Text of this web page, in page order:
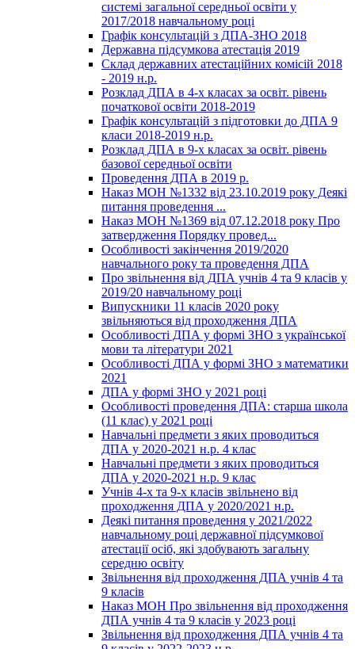
системі загальної середньої освіти у
2017/2018 навчальному році
Графік консультацій з ДПА-ЗНО 2018
Державна підсумкова атестація 2019
Склад державних атестаційних комісій 2018
- 2019 н.р.
Розклад ДПА в 4-х класах за освіт. рівень
початкової освіти 2018-2019
Графік консультацій з підготовки до ДПА 9
класи 2018-2019 н.р.
Розклад ДПА в 9-х класах за освіт. рівень
базової середньої освіти
Проведення ДПА в 2019 р.
Наказ МОН №1332 від 23.10.2019 року Деякі
питання проведення ...
Наказ МОН №1369 від 07.12.2018 року Про
затвердження Порядку провед...
Особливості закінчення 2019/2020
навчального року та проведення ДПА
Про звільнення від ДПА учнів 4 та 9 класів у
2019/20 навчальному році
Випускники 11 класів 2020 року
звільняються від проходження ДПА
Особливості ДПА у формі ЗНО з української
мови та літератури 2021
Особливості ДПА у формі ЗНО з математики
2021
ДПА у формі ЗНО у 2021 році
Особливості проведення ДПА: старша школа
(11 клас) у 2021 році
Навчальні предмети з яких проводиться
ДПА у 2020-2021 н.р. 4 клас
Навчальні предмети з яких проводиться
ДПА у 2020-2021 н.р. 9 клас
Учнів 4-х та 9-х класів звільнено від
проходження ДПА у 2020/2021 н.р.
Деякі питання проведення у 2021/2022
навчальному році державної підсумкової
атестації осіб, які здобувають загальну
середню освіту
Звільнення від проходження ДПА учнів 4 та
9 класів
Наказ МОН Про звільнення від проходження
ДПА учнів 4 та 9 класів у 2023 році
Звільнення від проходження ДПА учнів 4 та